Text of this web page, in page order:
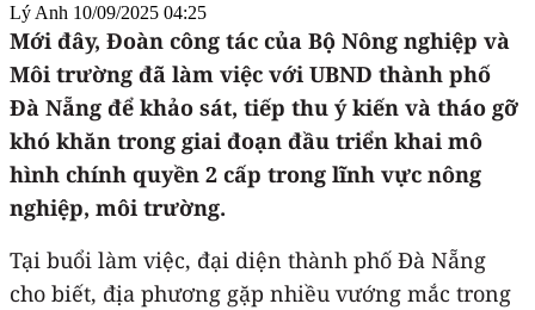
Lý Anh 10/09/2025 04:25
Mới đây, Đoàn công tác của Bộ Nông nghiệp và
Môi trường đã làm việc với UBND thành phố
Đà Nẵng để khảo sát, tiếp thu ý kiến và tháo gỡ
khó khăn trong giai đoạn đầu triển khai mô
hình chính quyền 2 cấp trong lĩnh vực nông
nghiệp, môi trường.
Tại buổi làm việc, đại diện thành phố Đà Nẵng
cho biết, địa phương gặp nhiều vướng mắc trong